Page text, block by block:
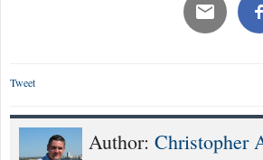
Tweet
Author: Christopher